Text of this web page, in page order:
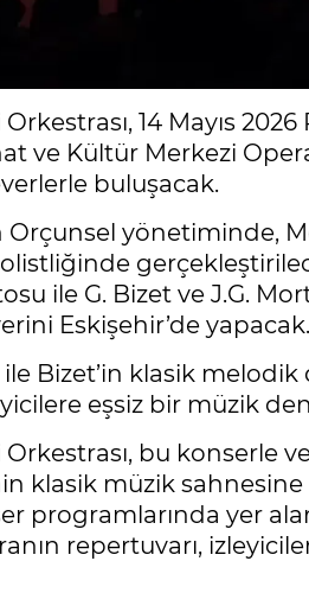
14 Mayıs 2026
ve Kültür Merkezi
buluşacak.
Orçunsel yönetiminde,
ile G. Bizet ve J.G.
Eskişehir’de yapacak.
Bizet’in klasik
eşsiz bir müzik
bu konserle
klasik müzik sahnesine
programlarında yer
repertuvarı,